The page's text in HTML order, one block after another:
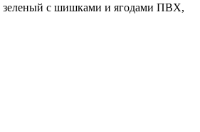
зеленый с шишками и ягодами ПВХ,